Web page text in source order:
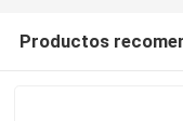
Productos